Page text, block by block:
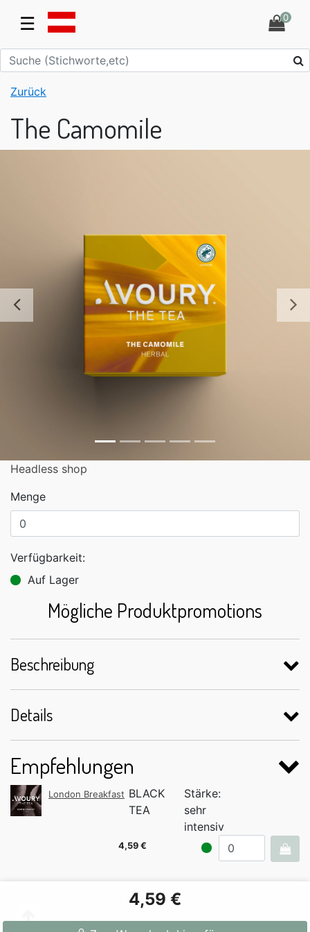
☰ 0
Zurück
The Camomile
Zurück
Headless shop
Menge
Verfügbarkeit:
Auf Lager
Mögliche Produktpromotions
4,59 €
Beschreibung
Details
Empfehlungen
London Breakfast BLACK
TEA
Stärke:
sehr
intensiv
4,59 €